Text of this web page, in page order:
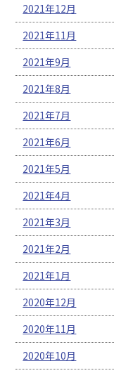
2021年12月
2021年11月
2021年9月
2021年8月
2021年7月
2021年6月
2021年5月
2021年4月
2021年3月
2021年2月
2021年1月
2020年12月
2020年11月
2020年10月